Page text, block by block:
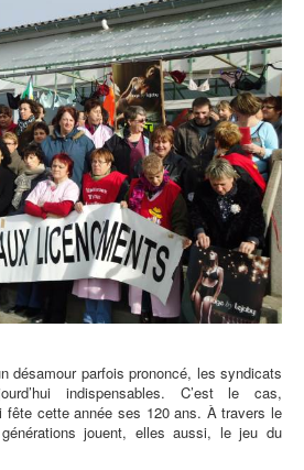
désamour parfois prononcé, les syndicats
indispensables. C’est le cas,
fête cette année ses 120 ans. À travers le
jouent, elles aussi, le jeu du